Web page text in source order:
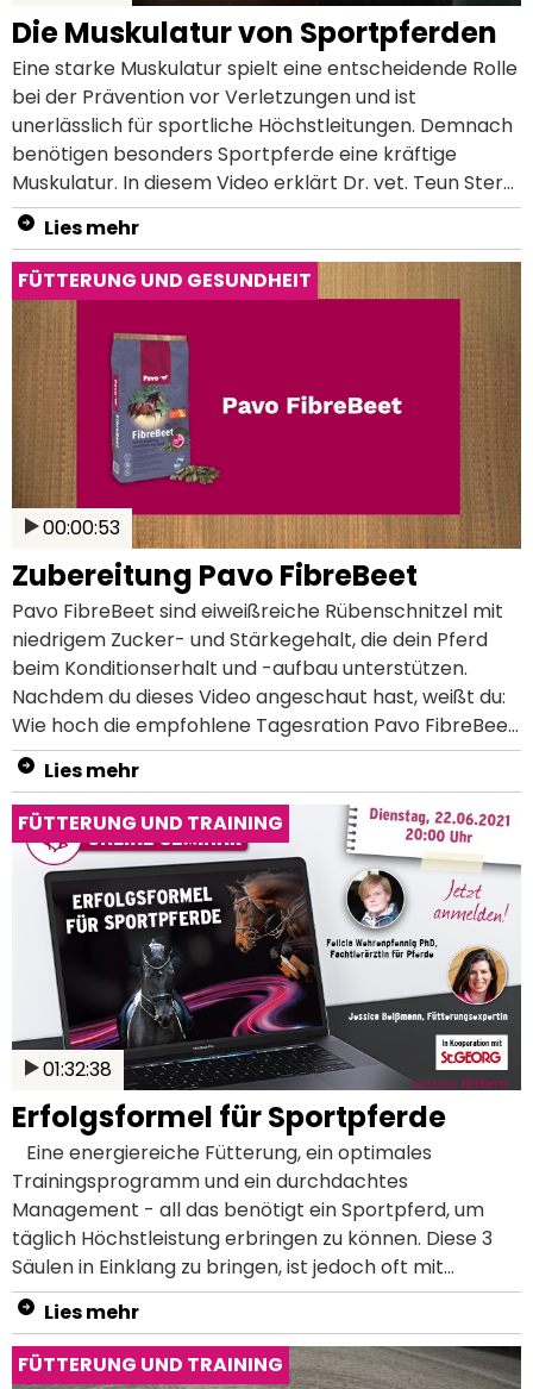
Die Muskulatur von Sportpferden
Eine starke Muskulatur spielt eine entscheidende Rolle
bei der Prävention vor Verletzungen und ist
unerlässlich für sportliche Höchstleitungen. Demnach
benötigen besonders Sportpferde eine kräftige
Muskulatur. In diesem Video erklärt Dr. vet. Teun Sterk,
Tierarzt in der Tierklinik Bodegraven, mehr über die
Muskulatur von Sportpferden. Nachdem du dieses
Video angeschaut hast, weißt du: Wie die Muskulatur
von Pferden zur Vorbeugung von Verletzungen
beiträgt Woran du eine unzureichende Muskulatur bei
deinem Sportpferd erkennst Wie du dein Sportpferd
langfristig fit halten kannst Erfahre mehr über die
Muskulatur von Pferden in unserem Ratgeber.
Lies mehr
FÜTTERUNG UND GESUNDHEIT
00:00:53
Zubereitung Pavo FibreBeet
Pavo FibreBeet sind eiweißreiche Rübenschnitzel mit
niedrigem Zucker- und Stärkegehalt, die dein Pferd
beim Konditionserhalt und -aufbau unterstützen.
Nachdem du dieses Video angeschaut hast, weißt du:
Wie hoch die empfohlene Tagesration Pavo FibreBeet
ist Wie Pavo FibreBeet richtig zubereitet wird In
unserem Ratgeber findest du weitere Informationen
zu den Pavo Raufutterprodukten.
Lies mehr
FÜTTERUNG UND TRAINING
01:32:38
Erfolgsformel für Sportpferde
Eine energiereiche Fütterung, ein optimales
Trainingsprogramm und ein durchdachtes
Management - all das benötigt ein Sportpferd, um
täglich Höchstleistung erbringen zu können. Diese 3
Säulen in Einklang zu bringen, ist jedoch oft mit
zahlreichen Herausforderungen verbunden. Pavo
Fütterungsexpertin Jessica Beißmann und
Pferdefachtierärztin Felicia Wehrenpfennig geben dir
in diesem Seminar hilfreiche Tipps zu Fütterung,
Lies mehr
FÜTTERUNG UND TRAINING